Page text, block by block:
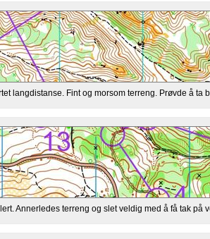
langdistanse. Fint og morsom terreng. Prøvde å
Annerledes terreng og slet veldig med å få tak